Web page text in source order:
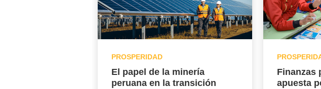
PROSPERIDAD
El papel de la minería
peruana en la transición
Finanzas
apuesta